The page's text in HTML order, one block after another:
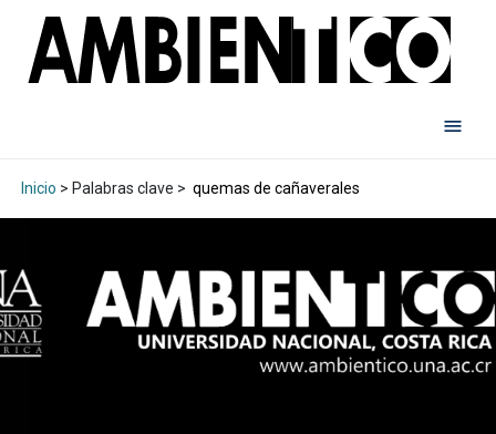
Inicio > Palabras clave > quemas de cañaverales